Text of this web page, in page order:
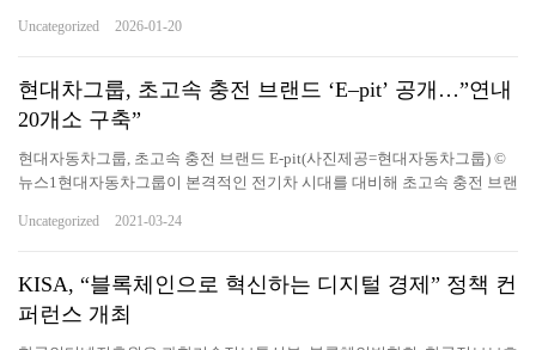
정임을 공식 발표하며, PPLDAO 2.0 생태계 시대의 전면적인 개막을 선언
(Dream Lucky City)’**를 중심으로, 엔터테인먼트·공정성·보상·실질적 가
치가 융합된 새로운 온체인 시대를 본격적으로 열게 된다. Satoshi
Nakamoto Game 1.0의 초기 사용자 유입 단계부터, 전면 업그레이드된 1.1
버전과 생태계 구축에 이르기까지, 수백 일간의 커뮤니티와의 동행·최적화
·확장을 거쳐 PPLDAO는 마침내 2.0 생태계 단계로 공식 진입했다. 이는 엔
운 Web3 엔터테인먼트 경제의 출발점이다. 1.0에서 1.1까지: PPLDAO
해 첫 번째 불꽃을 지피며, 전 세계 사용자들을 성공적으로 Web3 세계로 유
입시켰다. 누구나 쉽게 참여할 수 있는 Tap-to-Earn 방식은 빠른 사용자 성
장 기반을 구축했으며, 생태계 전체의 첫 번째 진입 관문 역할을 했다. 1.0
단계에서 누적 사용자 수는 200만 명, 월간 활성 사용자(MAU)는 50만 명
Uncategorized 2026-01-20
현대차그룹, 초고속 충전 브랜드 ‘E–pit’ 공개…”연내
20개소 구축”
현대자동차그룹, 초고속 충전 브랜드 E-pit(사진제공=현대자동차그룹) ©
뉴스1현대자동차그룹이 본격적인 전기차 시대를 대비해 초고속 충전 브랜
고속 충전인프라 20개소 120기 구축을 시작으로 충전 생태계 플랫폼 육성
다고 밝혔다. E-pit는 모터스포츠 레이싱의 피트 스톱(Pit stop)에서 영감받
았다. 전기차를 위한 피트 스톱을 지향하고, 충전과 연관된 모든 서비스를
쉽고 빠르게 제공한다. 앞으로 고객의 일상과 시간을 의미 있게 만드는 충
Uncategorized 2021-03-24
KISA, “블록체인으로 혁신하는 디지털 경제” 정책 컨
퍼런스 개최